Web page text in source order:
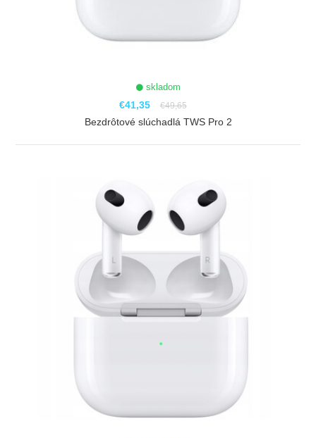
skladom
€41,35 €49,65
Bezdrôtové slúchadlá TWS Pro 2